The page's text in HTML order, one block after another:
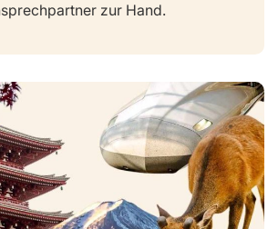
zur Hand.